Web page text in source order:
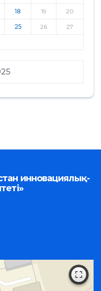
18 19 20
25 26 27
инновациялық-